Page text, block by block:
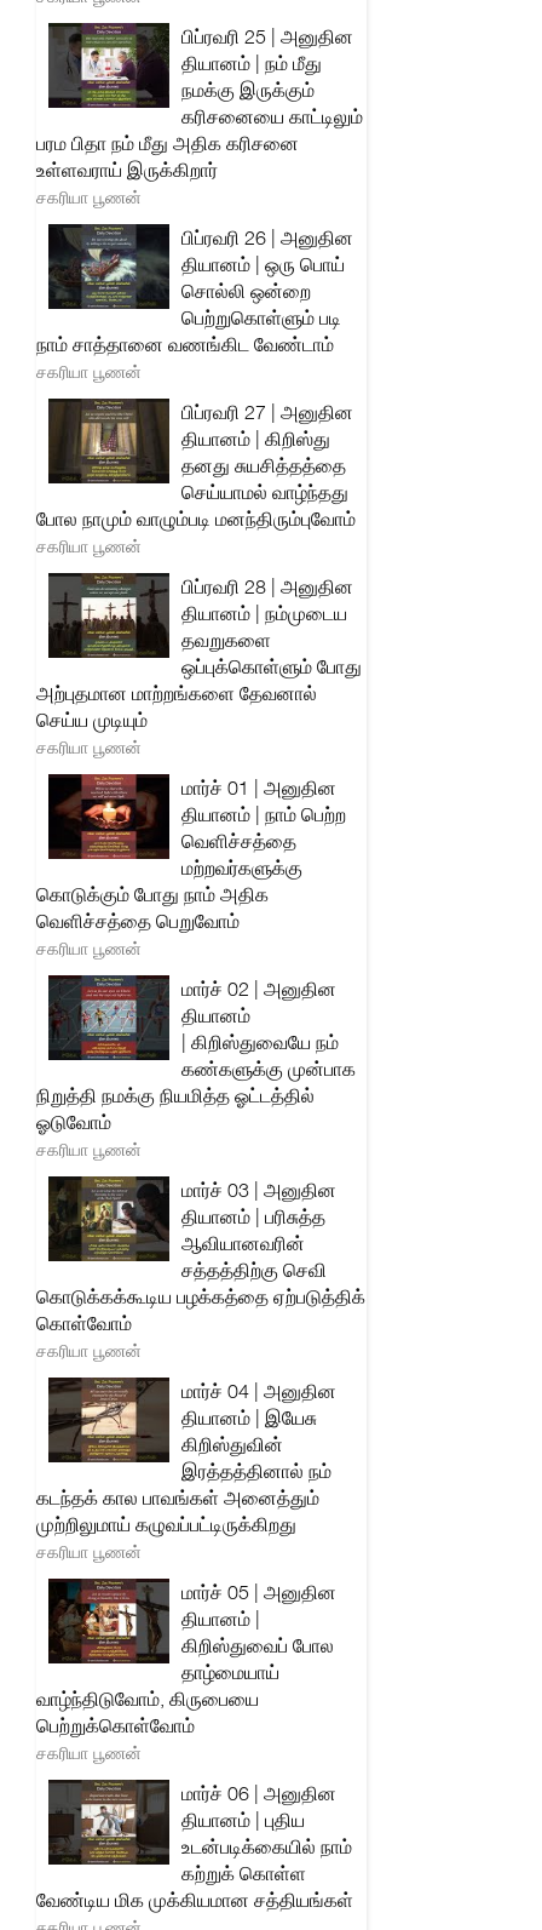
பிப்ரவரி 25 | அனுதின
தியானம் | நம் மீது
நமக்கு இருக்கும்
கரிசனையை காட்டிலும்
பரம பிதா நம் மீது அதிக கரிசனை
உள்ளவராய் இருக்கிறார்
சகரியா பூணன்
பிப்ரவரி 26 | அனுதின
தியானம் | ஒரு பொய்
சொல்லி ஒன்றை
பெற்றுகொள்ளும் படி
நாம் சாத்தானை வணங்கிட வேண்டாம்
சகரியா பூணன்
பிப்ரவரி 27 | அனுதின
தியானம் | கிறிஸ்து
தனது சுயசித்தத்தை
செய்யாமல் வாழ்ந்தது
போல நாமும் வாழும்படி மனந்திரும்புவோம்
சகரியா பூணன்
பிப்ரவரி 28 | அனுதின
தியானம் | நம்முடைய
தவறுகளை
ஒப்புக்கொள்ளும் போது
அற்புதமான மாற்றங்களை தேவனால்
செய்ய முடியும்
சகரியா பூணன்
மார்ச் 01 | அனுதின
தியானம் | நாம் பெற்ற
வெளிச்சத்தை
மற்றவர்களுக்கு
கொடுக்கும் போது நாம் அதிக
வெளிச்சத்தை பெறுவோம்
சகரியா பூணன்
மார்ச் 02 | அனுதின
தியானம்
| கிறிஸ்துவையே நம்
கண்களுக்கு முன்பாக
நிறுத்தி நமக்கு நியமித்த ஓட்டத்தில்
ஓடுவோம்
சகரியா பூணன்
மார்ச் 03 | அனுதின
தியானம் | பரிசுத்த
ஆவியானவரின்
சத்தத்திற்கு செவி
கொடுக்கக்கூடிய பழக்கத்தை ஏற்படுத்திக்
கொள்வோம்
சகரியா பூணன்
மார்ச் 04 | அனுதின
தியானம் | இயேசு
கிறிஸ்துவின்
இரத்தத்தினால் நம்
கடந்தக் கால பாவங்கள் அனைத்தும்
முற்றிலுமாய் கழுவப்பட்டிருக்கிறது
சகரியா பூணன்
மார்ச் 05 | அனுதின
தியானம் |
கிறிஸ்துவைப் போல
தாழ்மையாய்
வாழ்ந்திடுவோம், கிருபையை
பெற்றுக்கொள்வோம்
சகரியா பூணன்
மார்ச் 06 | அனுதின
தியானம் | புதிய
உடன்படிக்கையில் நாம்
கற்றுக் கொள்ள
வேண்டிய மிக முக்கியமான சத்தியங்கள்